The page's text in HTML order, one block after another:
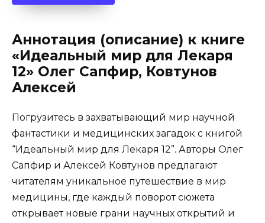
Аннотация (описание) к книге
«Идеальный мир для Лекаря
12» Олег Сапфир, Ковтунов
Алексей
Погрузитесь в захватывающий мир научной
фантастики и медицинских загадок с книгой
“Идеальный мир для Лекаря 12”. Авторы Олег
Сапфир и Алексей Ковтунов предлагают
читателям уникальное путешествие в мир
медицины, где каждый поворот сюжета
открывает новые грани научных открытий и